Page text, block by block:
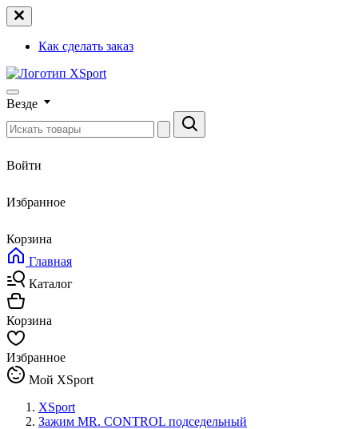
Как сделать заказ
Везде
Войти
Избранное
Корзина
Главная
Каталог
Корзина
Избранное
Мой XSport
XSport
Зажим MR. CONTROL подседельный